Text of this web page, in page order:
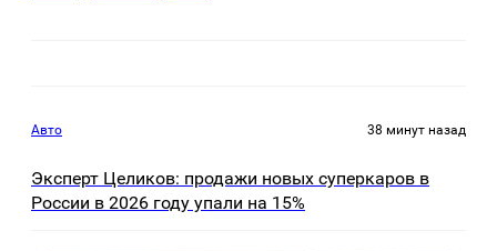
Авто 38 минут назад
Эксперт Целиков: продажи новых суперкаров в
России в 2026 году упали на 15%